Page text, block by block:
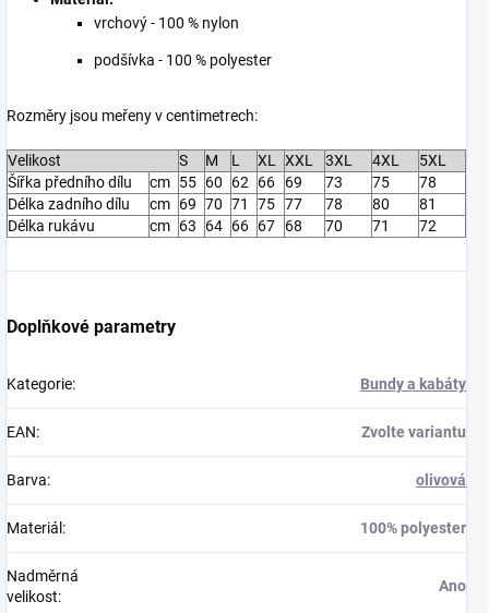
vrchový - 100 % nylon
podšívka - 100 % polyester
Rozměry jsou meřeny v centimetrech:
Velikost S M L XL XXL 3XL 4XL
5XL
Šířka předního dílu
cm 55 60 62 66 69 73 75
78
Délka zadního dílu
cm 69 70 71 75 77 78 80
81
Délka rukávu
cm 63 64 66 67 68 70 71 72
Doplňkové parametry
Kategorie: Bundy a kabáty
EAN: Zvolte variantu
Barva: olivová
Materiál : 100% polyester
Nadměrná
velikost:
Ano